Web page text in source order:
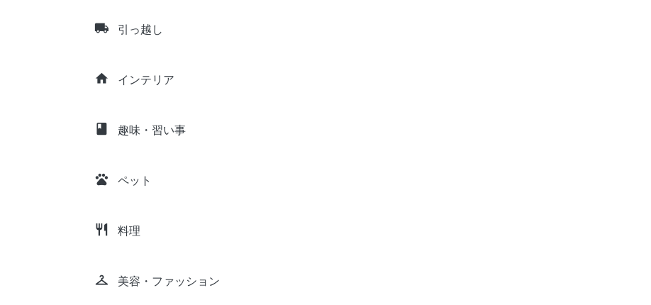
local_shipping 引っ越し
home インテリア
class 趣味・習い事
pets ペット
restaurant 料理
checkroom 美容・ファッション